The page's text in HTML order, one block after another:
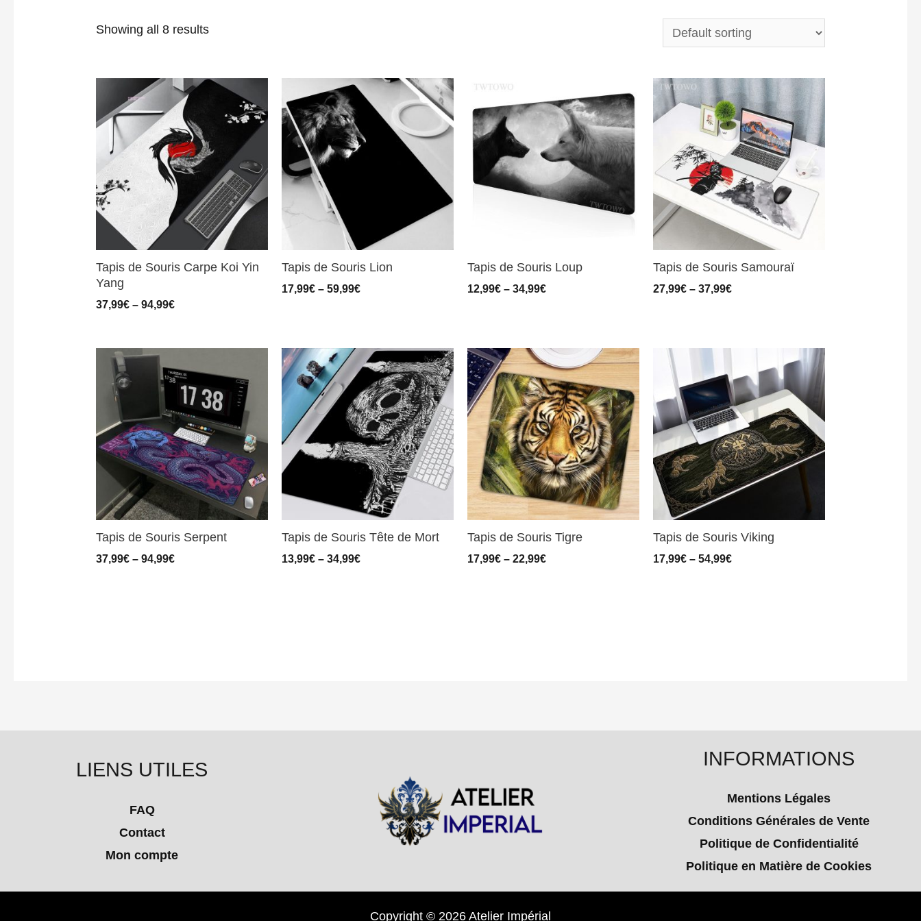
Showing all 8 results
Tapis de Souris Carpe Koi Yin
Yang
37,99€ –94,99€
Tapis de Souris Lion
17,99€ –59,99€
Tapis de Souris Loup
12,99€– 34,99€
Tapis de Souris Samouraï
27,99€– 37,99€
Tapis de Souris Serpent
37,99€ –94,99€
Tapis de Souris Tête de Mort
13,99€ –34,99€
Tapis de Souris Tigre
17,99€– 22,99€
Tapis de Souris Viking
17,99€– 54,99€
LIENS UTILES
FAQ
Contact
Mon compte
INFORMATIONS
Mentions Légales
Conditions Générales de Vente
Politique de Confidentialité
Politique en Matière de Cookies
Copyright © 2026 Atelier Impérial